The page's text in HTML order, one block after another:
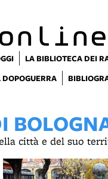
LA BIBLIOTECA DEI
città e del suo